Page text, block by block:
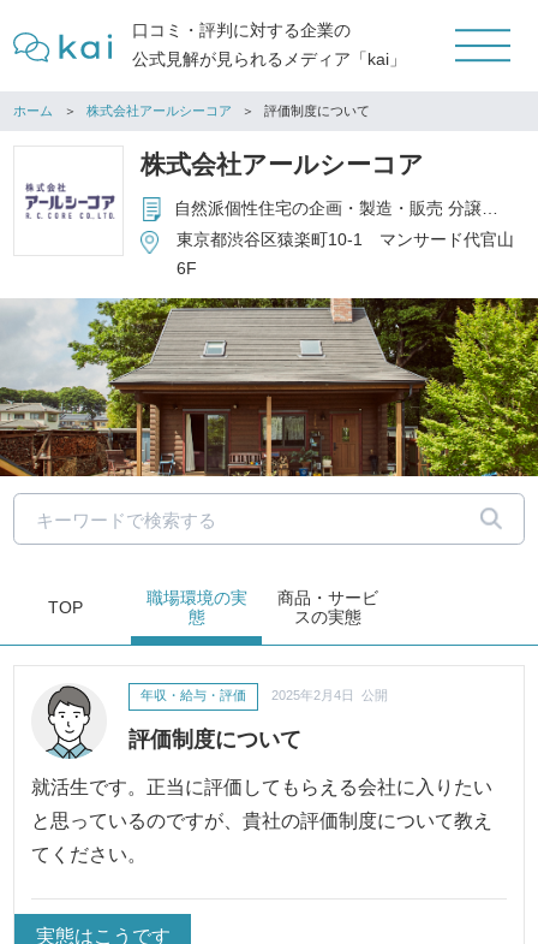
口コミ・評判に対する企業の
公式見解が見られるメディア「kai」
ホーム 株式会社アールシーコア 評価制度について
株式会社アールシーコア
自然派個性住宅の企画・製造・販売 分譲住宅・宅地の企画・販売 別荘タイムシェアの販売及び運営管理
東京都渋谷区猿楽町10-1 マンサード代官山
6F
TOP
商品・サービ
スの実態
職場環境の実
態
評価制度について
年収・給与・評価 2025年2月4日 公開
就活生です。正当に評価してもらえる会社に入りたい
と思っているのですが、貴社の評価制度について教え
てください。
実態はこうです